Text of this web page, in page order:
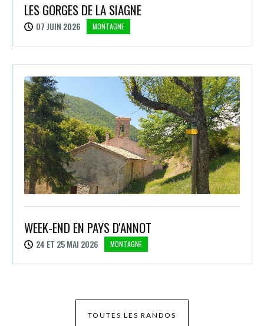
LES GORGES DE LA SIAGNE
07 JUIN 2026 MONTAGNE
WEEK-END EN PAYS D'ANNOT
24 ET 25 MAI 2026 MONTAGNE
TOUTES LES RANDOS